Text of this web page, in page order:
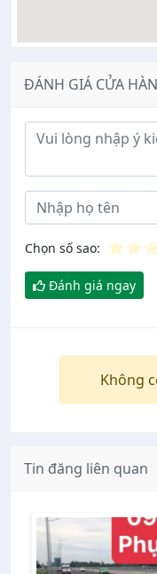
ĐÁNH GIÁ CỬA
Ý kiến đánh giá
Chọn số sao: ⭐⭐
Đánh giá ngay
Không
Tin đăng liên quan